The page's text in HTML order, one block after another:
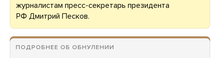
журналистам пресс-секретарь президента
РФ Дмитрий Песков.
ПОДРОБНЕЕ ОБ ОБНУЛЕНИИ